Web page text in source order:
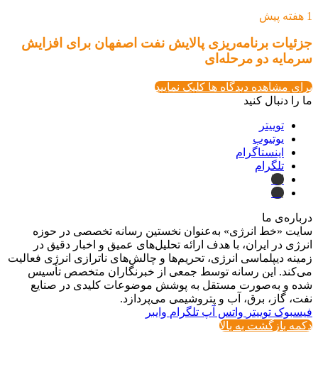
1 هفته پیش
جزئیات برنامه‌ریزی پالایش نفت اصفهان برای افزایش
سرمایه دو مرحله‌ای
برای مشاهده دیدگاه ها کلیک نمایید
ما را دنبال کنید
توییتر
یوتیوب
اینستاگرام
تلگرام
ایتا
بله
درباره‌ی ما
سایت «خط انرژی» به‌عنوان نخستین رسانه تخصصی در حوزه
انرژی در ایران، با هدف ارائه تحلیل‌های عمیق و اخبار دقیق در
زمینه دیپلماسی انرژی، تحریم‌ها و چالش‌های ناترازی انرژی فعالیت
می‌کند. این رسانه توسط جمعی از خبرنگاران متخصص تأسیس
شده و به‌صورت مستقل به پوشش موضوعات کلیدی در صنایع
نفت، گاز، برق، آب و پتروشیمی می‌پردازد.
فیسبوک توییتر واتس آپ تلگرام وایبر
دکمه بازگشت به بالا